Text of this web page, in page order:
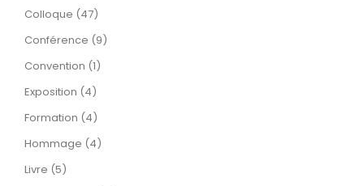
Colloque (47)
Conférence (9)
Convention (1)
Exposition (4)
Formation (4)
Hommage (4)
Livre (5)